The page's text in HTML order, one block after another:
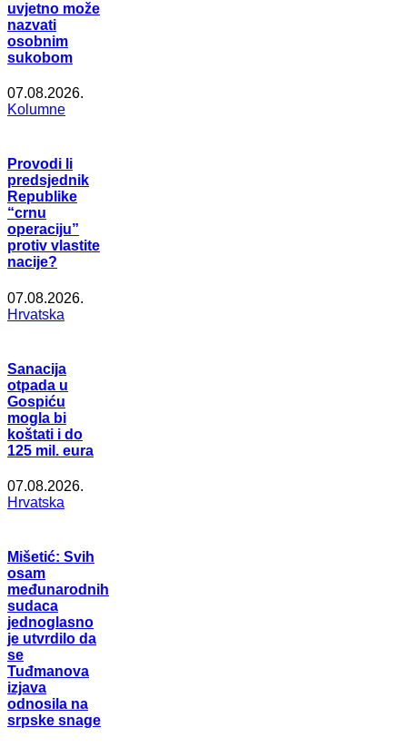
uvjetno može
nazvati
osobnim
sukobom
07.08.2026.
Kolumne
Provodi li
predsjednik
Republike
“crnu
operaciju”
protiv vlastite
nacije?
07.08.2026.
Hrvatska
Sanacija
otpada u
Gospiću
mogla bi
koštati i do
125 mil. eura
07.08.2026.
Hrvatska
Mišetić: Svih
osam
međunarodnih
sudaca
jednoglasno
je utvrdilo da
se
Tuđmanova
izjava
odnosila na
srpske snage